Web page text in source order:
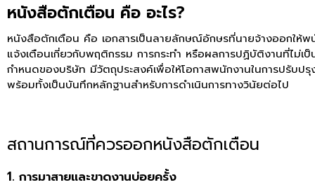
หนังสือตักเตือน คือ อะไร?
หนังสือตักเตือน คือ เอกสารเป็นลายลักษณ์อักษรที่นายจ้างออกให้พ
แจ้งเตือนเกี่ยวกับพฤติกรรม การกระทำ หรือผลการปฏิบัติงานที่ไม่เ
กำหนดของบริษัท มีวัตถุประสงค์เพื่อให้โอกาสพนักงานในการปรับปรุ
พร้อมทั้งเป็นบันทึกหลักฐานสำหรับการดำเนินการทางวินัยต่อไป
สถานการณ์ที่ควรออกหนังสือตักเตือน
1. การมาสายและขาดงานบ่อยครั้ง